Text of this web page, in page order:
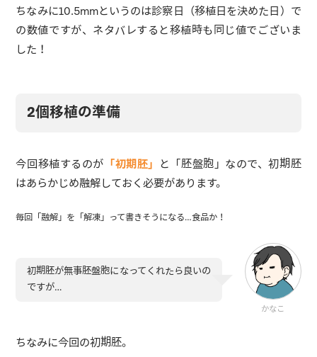
ちなみに10.5mmというのは診察日（移植日を決めた日）で
の数値ですが、ネタバレすると移植時も同じ値でございま
した！
2個移植の準備
今回移植するのが 「初期胚」
と「胚盤胞」なので、初期胚
はあらかじめ融解しておく必要があります。
毎回「融解」を「解凍」って書きそうになる…食品か！
かなこ
初期胚が無事胚盤胞になってくれたら良いの
ですが…
ちなみに今回の初期胚。